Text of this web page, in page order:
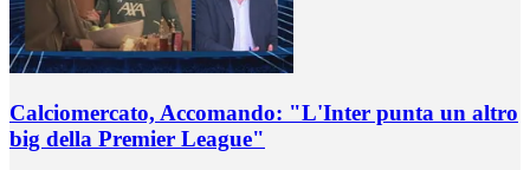
Calciomercato, Accomando: "L'Inter punta un altro
big della Premier League"